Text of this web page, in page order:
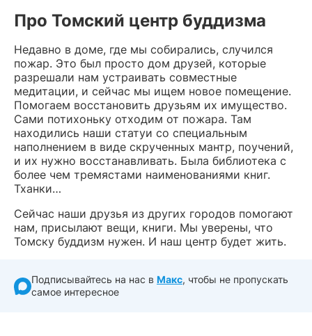
Про Томский центр буддизма
Недавно в доме, где мы собирались, случился
пожар. Это был просто дом друзей, которые
разрешали нам устраивать совместные
медитации, и сейчас мы ищем новое помещение.
Помогаем восстановить друзьям их имущество.
Сами потихоньку отходим от пожара. Там
находились наши статуи со специальным
наполнением в виде скрученных мантр, поучений,
и их нужно восстанавливать. Была библиотека с
более чем тремястами наименованиями книг.
Тханки…
Сейчас наши друзья из других городов помогают
нам, присылают вещи, книги. Мы уверены, что
Томску буддизм нужен. И наш центр будет жить.
Подписывайтесь на нас в Макс, чтобы не пропускать
самое интересное